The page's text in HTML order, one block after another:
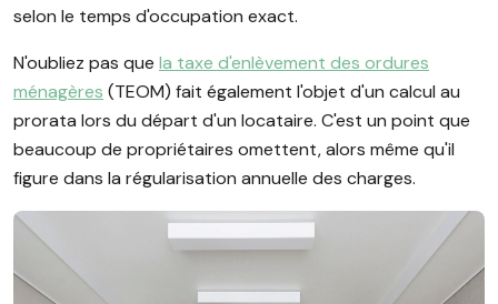
selon le temps d'occupation exact.
N'oubliez pas que la taxe d'enlèvement des ordures
ménagères (TEOM) fait également l'objet d'un calcul au
prorata lors du départ d'un locataire. C'est un point que
beaucoup de propriétaires omettent, alors même qu'il
figure dans la régularisation annuelle des charges.